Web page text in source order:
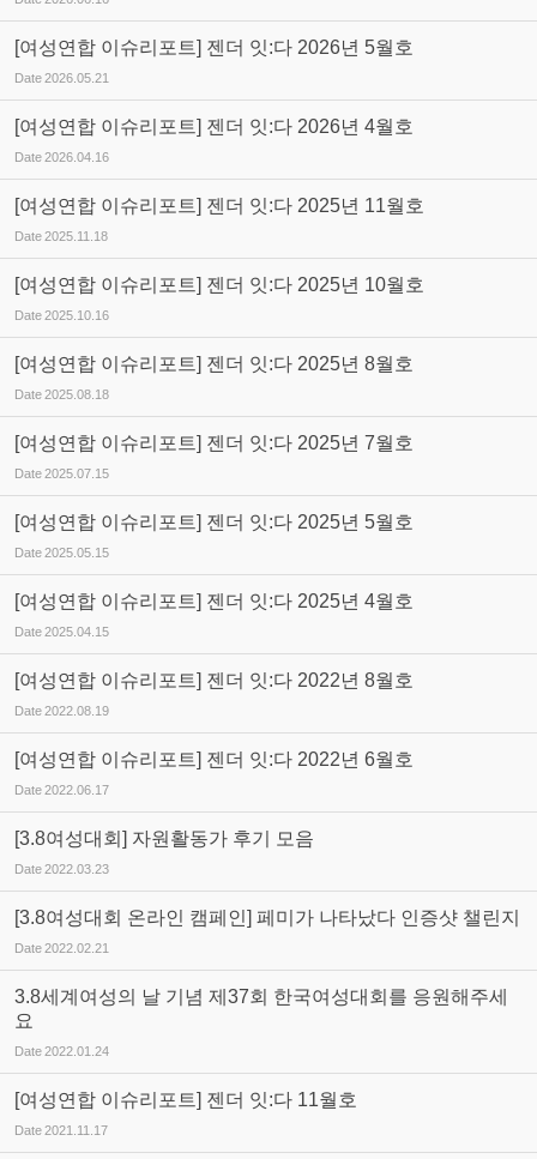
[여성연합 이슈리포트] 젠더 잇:다 2026년 5월호
Date2026.05.21
[여성연합 이슈리포트] 젠더 잇:다 2026년 4월호
Date2026.04.16
[여성연합 이슈리포트] 젠더 잇:다 2025년 11월호
Date2025.11.18
[여성연합 이슈리포트] 젠더 잇:다 2025년 10월호
Date2025.10.16
[여성연합 이슈리포트] 젠더 잇:다 2025년 8월호
Date2025.08.18
[여성연합 이슈리포트] 젠더 잇:다 2025년 7월호
Date2025.07.15
[여성연합 이슈리포트] 젠더 잇:다 2025년 5월호
Date2025.05.15
[여성연합 이슈리포트] 젠더 잇:다 2025년 4월호
Date2025.04.15
[여성연합 이슈리포트] 젠더 잇:다 2022년 8월호
Date2022.08.19
[여성연합 이슈리포트] 젠더 잇:다 2022년 6월호
Date2022.06.17
[3.8여성대회] 자원활동가 후기 모음
Date2022.03.23
[3.8여성대회 온라인 캠페인] 페미가 나타났다 인증샷 챌린지
Date2022.02.21
3.8세계여성의 날 기념 제37회 한국여성대회를 응원해주세
요
Date2022.01.24
[여성연합 이슈리포트] 젠더 잇:다 11월호
Date2021.11.17